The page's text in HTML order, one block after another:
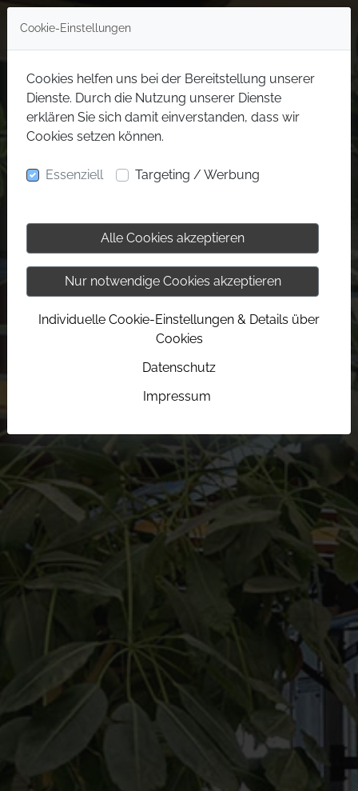
Cookie-Einstellungen
Cookies helfen uns bei der Bereitstellung unserer
Dienste. Durch die Nutzung unserer Dienste
erklären Sie sich damit einverstanden, dass wir
Cookies setzen können.
Essenziell Targeting / Werbung
Alle Cookies akzeptieren
Nur notwendige Cookies akzeptieren
Individuelle Cookie-Einstellungen & Details über
Cookies
Datenschutz
Impressum